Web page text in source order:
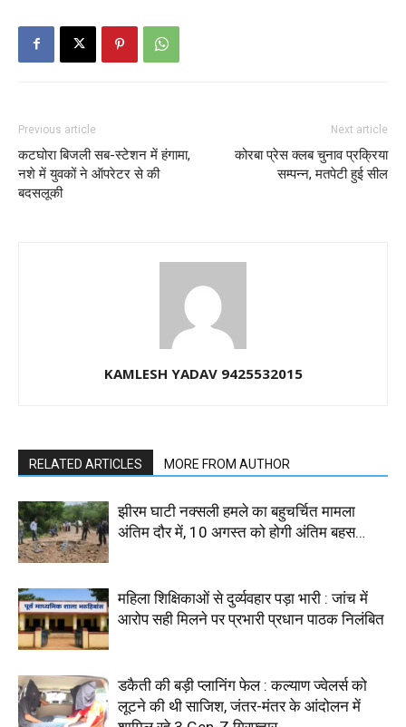
Previous article
कटघोरा बिजली सब-स्टेशन में हंगामा,
नशे में युवकों ने ऑपरेटर से की
बदसलूकी
Next article
कोरबा प्रेस क्लब चुनाव प्रक्रिया
सम्पन्न, मतपेटी हुई सील
KAMLESH YADAV 9425532015
RELATED ARTICLES MORE FROM AUTHOR
झीरम घाटी नक्सली हमले का बहुचर्चित मामला
अंतिम दौर में, 10 अगस्त को होगी अंतिम बहस…
महिला शिक्षिकाओं से दुर्व्यवहार पड़ा भारी : जांच में
आरोप सही मिलने पर प्रभारी प्रधान पाठक निलंबित
डकैती की बड़ी प्लानिंग फेल : कल्याण ज्वेलर्स को
लूटने की थी साजिश, जंतर-मंतर के आंदोलन में